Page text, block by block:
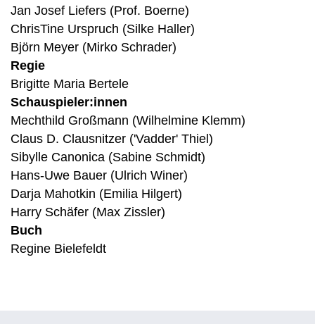
Jan Josef Liefers (Prof. Boerne)
ChrisTine Urspruch (Silke Haller)
Björn Meyer (Mirko Schrader)
Regie
Brigitte Maria Bertele
Schauspieler:innen
Mechthild Großmann (Wilhelmine Klemm)
Claus D. Clausnitzer ('Vadder' Thiel)
Sibylle Canonica (Sabine Schmidt)
Hans-Uwe Bauer (Ulrich Winer)
Darja Mahotkin (Emilia Hilgert)
Harry Schäfer (Max Zissler)
Buch
Regine Bielefeldt